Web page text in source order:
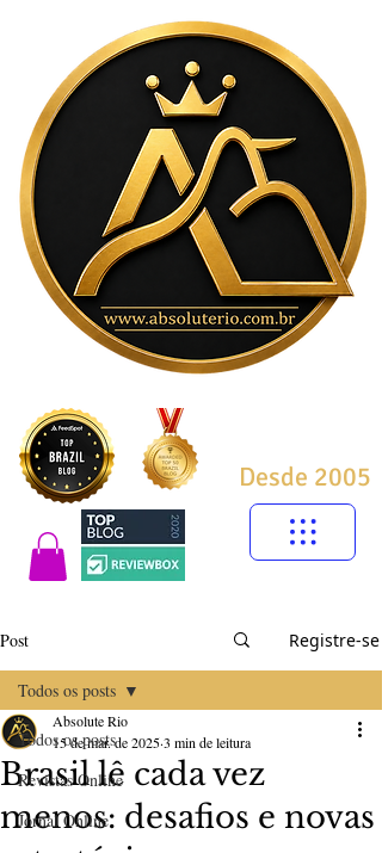
Desde 2005
Post Registre-se
Todos os posts
Revistas Online
Jornal Online
Todos os posts
Brasil lê cada vez
menos: desafios e novas
Absolute Rio
15 de mar. de 20253 min de leitura